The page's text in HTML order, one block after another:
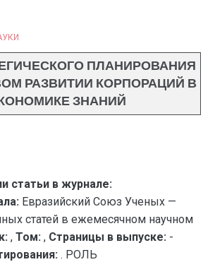
ПЛАНИРОВАНИЯ
РАЗВИТИИ КОРПОРАЦИЙ В
ЗНАНИЙ
статьи в журнале:
Евразийский Союз Ученых —
статей в ежемесячном научном
, Том: , Страницы в выпуске: -
. РОЛЬ